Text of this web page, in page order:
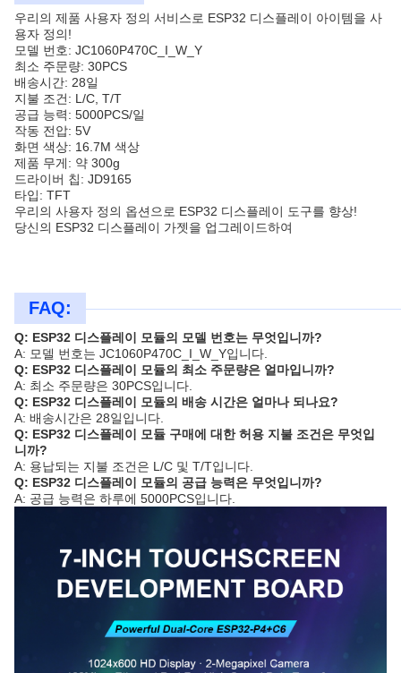
우리의 제품 사용자 정의 서비스로 ESP32 디스플레이 아이템을 사
용자 정의!
모델 번호: JC1060P470C_I_W_Y
최소 주문량: 30PCS
배송시간: 28일
지불 조건: L/C, T/T
공급 능력: 5000PCS/일
작동 전압: 5V
화면 색상: 16.7M 색상
제품 무게: 약 300g
드라이버 칩: JD9165
타입: TFT
우리의 사용자 정의 옵션으로 ESP32 디스플레이 도구를 향상!
당신의 ESP32 디스플레이 가젯을 업그레이드하여
FAQ:
Q: ESP32 디스플레이 모듈의 모델 번호는 무엇입니까?
A: 모델 번호는 JC1060P470C_I_W_Y입니다.
Q: ESP32 디스플레이 모듈의 최소 주문량은 얼마입니까?
A: 최소 주문량은 30PCS입니다.
Q: ESP32 디스플레이 모듈의 배송 시간은 얼마나 되나요?
A: 배송시간은 28일입니다.
Q: ESP32 디스플레이 모듈 구매에 대한 허용 지불 조건은 무엇입
니까?
A: 용납되는 지불 조건은 L/C 및 T/T입니다.
Q: ESP32 디스플레이 모듈의 공급 능력은 무엇입니까?
A: 공급 능력은 하루에 5000PCS입니다.